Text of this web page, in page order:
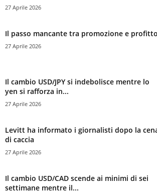
27 Aprile 2026
Il passo mancante tra promozione e profitto
27 Aprile 2026
Il cambio USD/JPY si indebolisce mentre lo
yen si rafforza in...
27 Aprile 2026
Levitt ha informato i giornalisti dopo la
di caccia
27 Aprile 2026
Il cambio USD/CAD scende ai minimi di sei
settimane mentre il...